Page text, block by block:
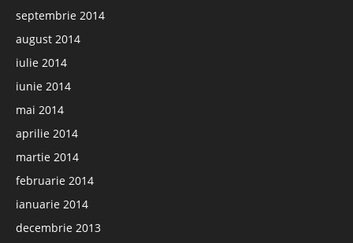
septembrie 2014
august 2014
iulie 2014
iunie 2014
mai 2014
aprilie 2014
martie 2014
februarie 2014
ianuarie 2014
decembrie 2013